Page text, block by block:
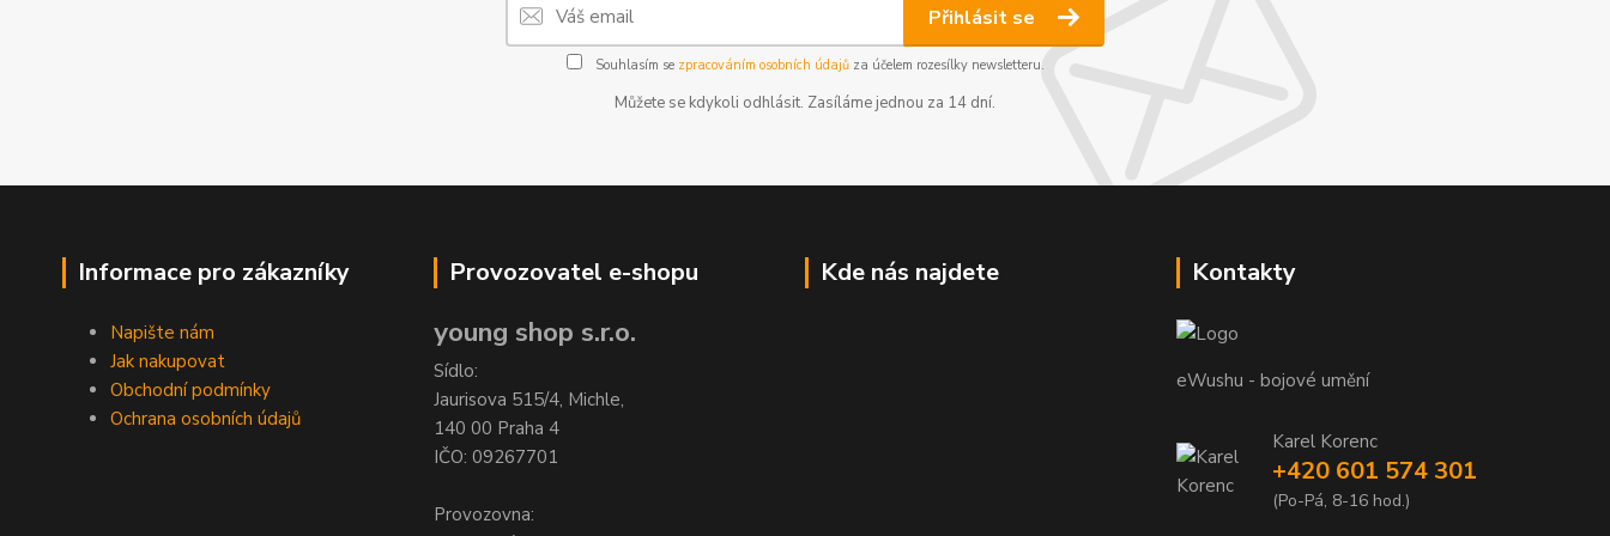
Přihlásit se
Souhlasím se zpracováním osobních údajůza účelem rozesílky newsletteru.
Můžete se kdykoli odhlásit. Zasíláme jednou za 14 dní.
Informace pro zákazníky
Napište nám
Jak nakupovat
Obchodní podmínky
Ochrana osobních údajů
Provozovatel e-shopu
young shop s.r.o.
Sídlo:
Jaurisova 515/4, Michle,
140 00 Praha 4
IČO: 09267701
Provozovna:
Kde nás najdete Kontakty
eWushu - bojové umění
Karel Korenc
+420 601 574 301
(Po-Pá, 8-16 hod.)